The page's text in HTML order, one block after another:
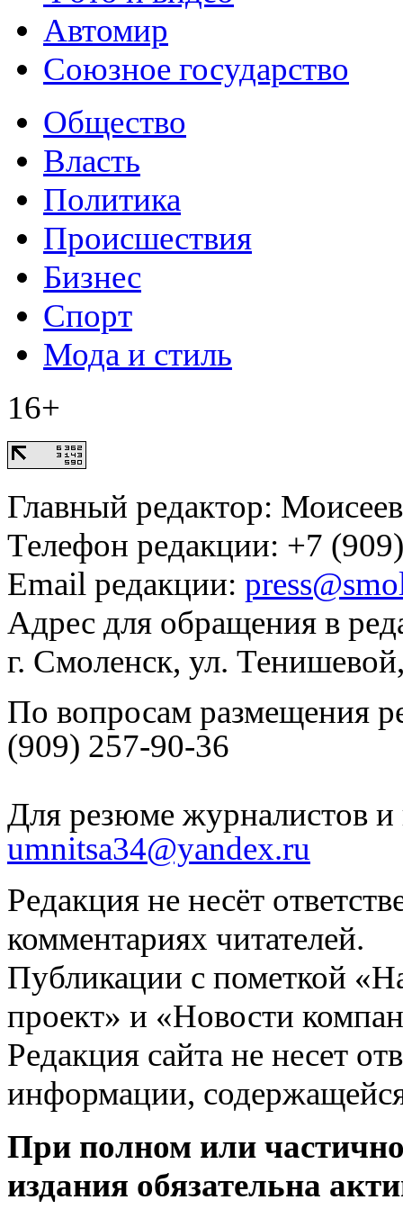
Автомир
Союзное государство
Общество
Власть
Политика
Происшествия
Бизнес
Спорт
Мода и стиль
16+
Главный редактор:
Телефон редакции: +7
Email редакции:
Адрес для обращения в
г. Смоленск, ул.
По вопросам размещения
(909) 257-90-36
Для резюме журналистов и
umnitsa34@yandex.ru
Редакция не несёт
комментариях читателей.
Публикации с пометкой
проект» и «Новости
Редакция сайта не несет
информации,
При полном или
издания обязательна